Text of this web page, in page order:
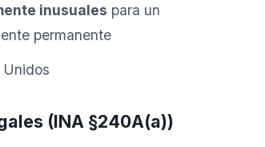
inusuales para un
permanente
(INA §240A(a))